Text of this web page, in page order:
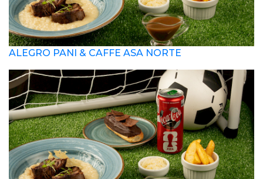
ALEGRO PANI & CAFFE ASA NORTE